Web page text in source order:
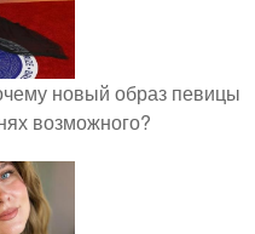
новый образ певицы
возможного?